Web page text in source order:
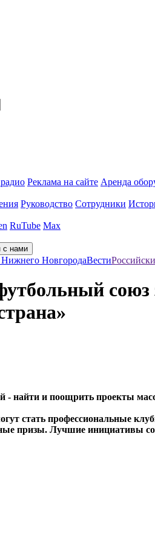
Реклама на сайте Аренда
Руководство Сотрудники
RuTube Max
с нами
НовгородаВести
союз
- найти и поощрить проекты
стать профессиональные
призы. Лучшие инициативы